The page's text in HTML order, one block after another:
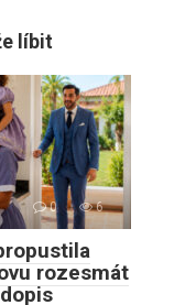
líbit
0 6
rozesmát